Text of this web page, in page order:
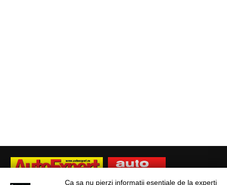
Ca sa nu pierzi informatii esentiale de la experti